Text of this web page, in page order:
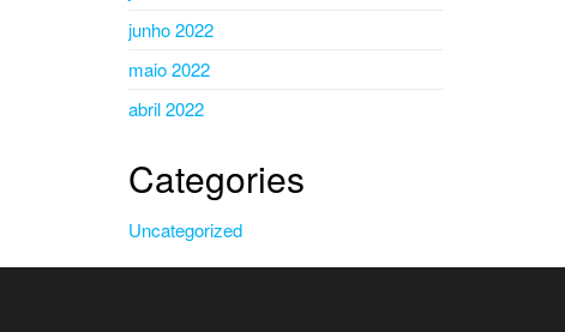
junho 2022
maio 2022
abril 2022
Categories
Uncategorized